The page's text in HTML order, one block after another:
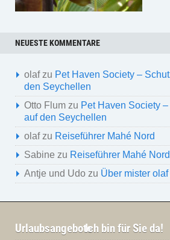
NEUESTE KOMMENTARE
olafzu Pet Haven Society –
den Seychellen
Otto Flum zu Pet Haven Society
auf den Seychellen
olafzu Reiseführer Mahé Nord
Sabine zu Reiseführer Mahé Nord
Antje und Udo zu Über mister
UrlaubsangeboteIch bin für Sie da!